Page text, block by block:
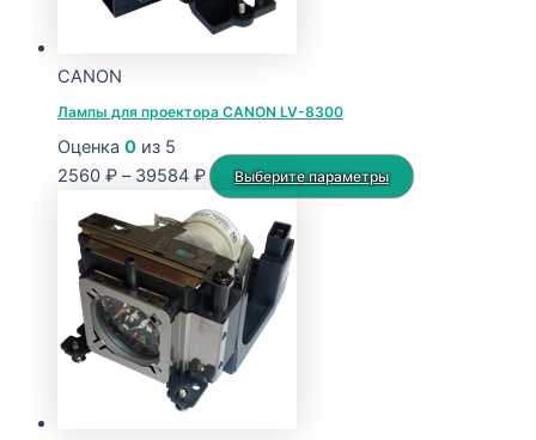
CANON
Лампы для проектора CANON LV-8300
Оценка 0 из 5
2560 ₽ – 39584 ₽Диапазон
цен:
2560 ₽
–
39584 ₽
Выберите параметры
Этот